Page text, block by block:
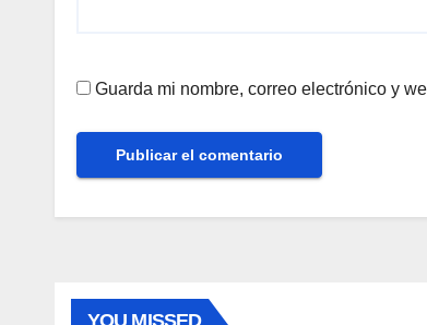
Guarda mi nombre, correo electrónico y
YOU MISSED